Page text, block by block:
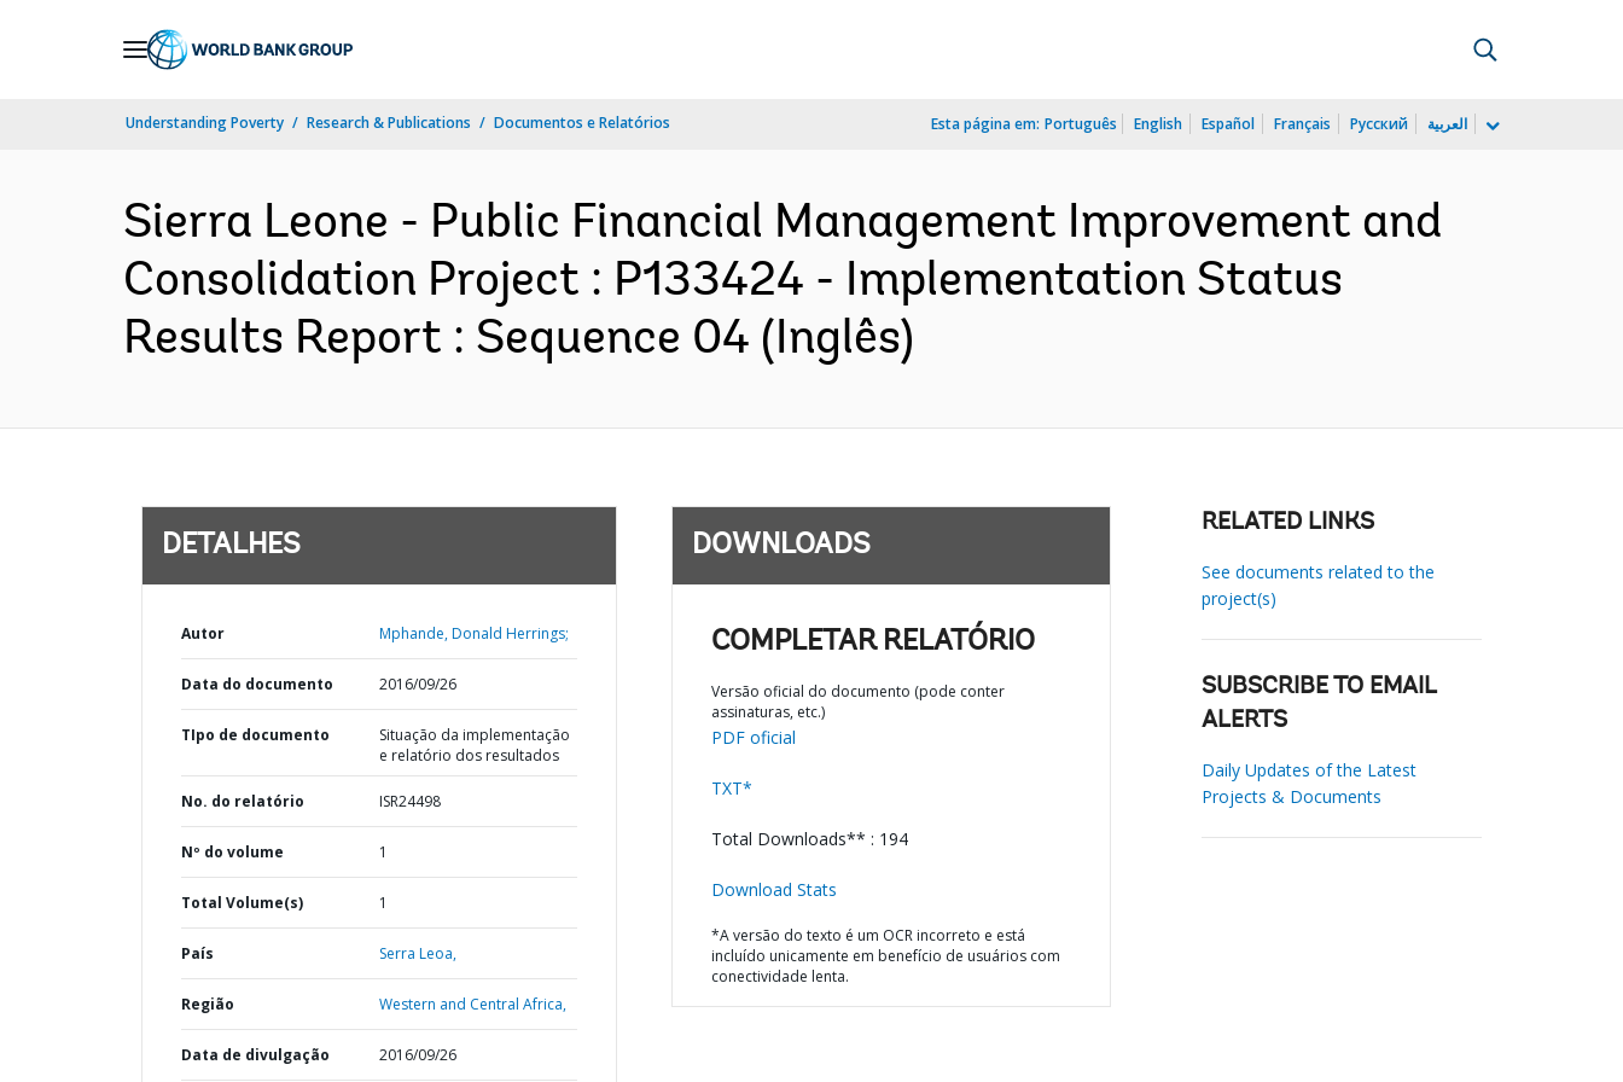
Understanding Poverty Research & Publications Documentos e Relatórios Esta página em: Português English Español Français Русский العربية
Sierra Leone - Public Financial Management Improvement and
Consolidation Project : P133424 - Implementation Status
Results Report : Sequence 04 (Inglês)
DETALHES
Autor Mphande, Donald Herrings;
Data do documento 2016/09/26
TIpo de documento
Situação da implementação
e relatório dos resultados
No. do relatório ISR24498
Nº do volume 1
Total Volume(s) 1
País Serra Leoa,
Região Western and Central Africa,
Data de divulgação 2016/09/26
DOWNLOADS
COMPLETAR RELATÓRIO
Versão oficial do documento (pode conter
assinaturas, etc.)
PDF oficial
TXT*
Total Downloads** : 194
Download Stats
*A versão do texto é um OCR incorreto e está
incluído unicamente em benefício de usuários com
conectividade lenta.
RELATED LINKS
See documents related to the
project(s)
SUBSCRIBE TO EMAIL
ALERTS
Daily Updates of the Latest
Projects & Documents